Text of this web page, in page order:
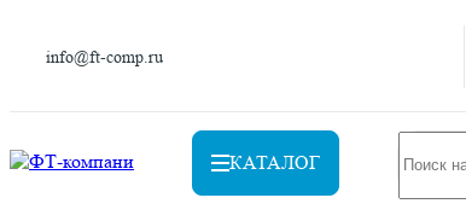
info@ft-comp.ru
КАТАЛОГ